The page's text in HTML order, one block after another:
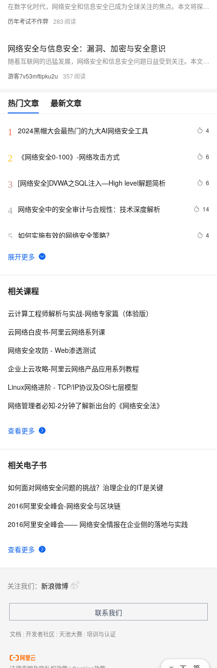
在数字化时代，网络安全和信息安全已成为全球关注的焦点。本文将探讨网络安全漏洞、加密技术以及提升安全意识的重要性。通过深入浅出的解释和实际案例分析，我们将揭示网络攻击的常见手段，介绍加密技术如何保护数据安全，并强调个人和企业应如何提高安全防范意识。无论你是IT专业人士还是普通网民，这篇文章都将为你提供宝贵的信息和建议，帮助你在网络世界中更安全地航行。
历年考试不作弊 283
网络安全与信息安全：漏洞、加密与安全意识
随着互联网的迅猛发展，网络安全和信息安全问题日益受到关注。本文深入探讨了网络安全漏洞、加密技术以及提高个人和组织的安全意识的重要性。通过分析常见的网络攻击手段如缓冲区溢出、SQL注入等，揭示了计算机系统中存在的缺陷及其潜在威胁。同时，详细介绍了对称加密和非对称加密算法的原理及应用场景，强调了数字签名和数字证书在验证信息完整性中的关键作用。此外，还讨论了培养良好上网习惯、定期备份数据等提升安全意识的方法，旨在帮助读者更好地理解和应对复杂的网络安全挑战。
游客7v53mftipku2u 357
热门文章 最新文章
1 2024黑帽大会最热门的九大AI网络安全工具 4
2 《网络安全0-100》-网络攻击方式 6
3 [网络安全]DVWA之SQL注入—High level解题简析 6
4 网络安全中的安全审计与合规性：技术深度解析 14
5 如何实施有效的网络安全策略？ 4
6 网络安全产品之认识防非法外联系统
7 【网络安全 | 网安工具】御剑WEB指纹识别系统使用详
8 亮相国家网络安全宣传周，阿里云全新展现云原生免疫防
要性
10网络安全之认识托管威胁检测与响应（MDR）
相关课程
查看更多
云计算工程师解析与实战-网络专家篇（体验版）
云网络白皮书-阿里云网络系列课
网络安全攻防 - Web渗透测试
企业上云攻略-阿里云网络产品应用系列教程
Linux网络进阶 - TCP/IP协议及OSI七层模型
网络管理者必知-2分钟了解新出台的《网络安全法》
相关电子书
查看更多
如何面对网络安全问题的挑战？治理企业的IT是关键
2016阿里安全峰会-网络安全与区块链
2016阿里安全峰会—— 网络安全情报在企业侧的落地与实践
关注我们： 新浪微博
联系我们
文档 | 开发者社区 | 天池大赛 | 培训与认证